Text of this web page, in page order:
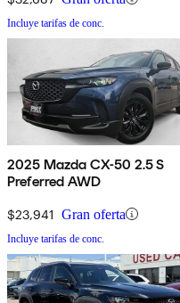
Incluye tarifas de conc.
2025 Mazda CX-50 2.5 S
Preferred AWD
$23,941 Gran oferta
Incluye tarifas de conc.